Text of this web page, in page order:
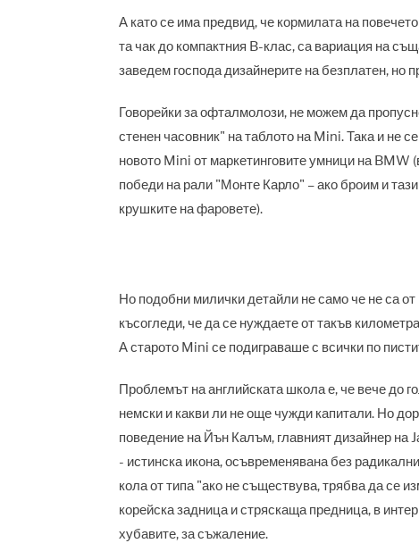
А като се има предвид, че кормилата на
та чак до компактния B-клас, са вариация на
заведем господа дизайнерите на безплатен, но
Говорейки за офталмолози, не можем да
стенен часовник" на таблото на Mini. Така и не
новото Mini от маркетинговите умници на BMW
победи на рали "Монте Карло" – ако броим и
крушките на фаровете).
Но подобни милички детайли не само че не са
късогледи, че да се нуждаете от такъв
А старото Mini се подиграваше с всички по
Проблемът на английската школа е, че вече до
немски и какви ли не още чужди капитали. Но
поведение на Йън Калъм, главният дизайнер
- истинска икона, осъвременявана без
кола от типа "ако не съществува, трябва да се
корейска задница и стряскаща предница, в
хубавите, за съжаление.